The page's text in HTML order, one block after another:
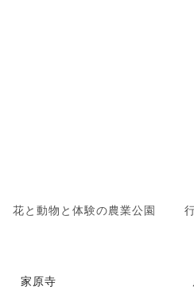
花と動物と体験の農業公園
家原寺